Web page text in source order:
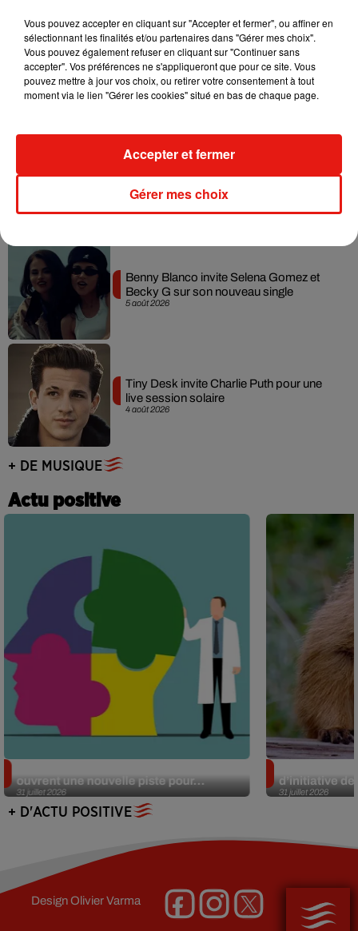
7 août 2026
Tayc et Didi B dévoilent le single le plus
dansant de l’année
7 août 2026
5 août 2026
Benny Blanco invite Selena Gomez et
Becky G sur son nouveau single
4 août 2026
Tiny Desk invite Charlie Puth pour une
live session solaire
+ DE MUSIQUE
Actu positive
31 juillet 2026
ouvrent une nouvelle piste pour...
31 juillet 2026
d’initiative
+ D'ACTU POSITIVE
DesignOlivier Varma
Vous pouvez accepter en cliquant sur "Accepter et fermer", ou affiner en
sélectionnant les finalités et/ou partenaires dans "Gérer mes choix".
Vous pouvez également refuser en cliquant sur "Continuer sans
accepter". Vos préférences ne s'appliqueront que pour ce site. Vous
pouvez mettre à jour vos choix, ou retirer votre consentement à tout
moment via le lien "Gérer les cookies" situé en bas de chaque page.
Gérer mes choix
Accepter et fermer